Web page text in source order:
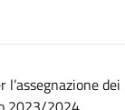
l’assegnazione